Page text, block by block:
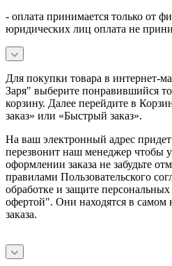
- оплата принимается только от
юридических лиц оплата не
Для покупки товара в интернет-
Заря" выберите понравившийся
корзину. Далее перейдите в
заказ» или «Быстрый заказ».
На ваш электронный адрес
перезвонит наш менеджер чтобы
оформлении заказа не забудьте
правилами Пользовательского
обработке и защите
офертой". Они находятся в
заказа.